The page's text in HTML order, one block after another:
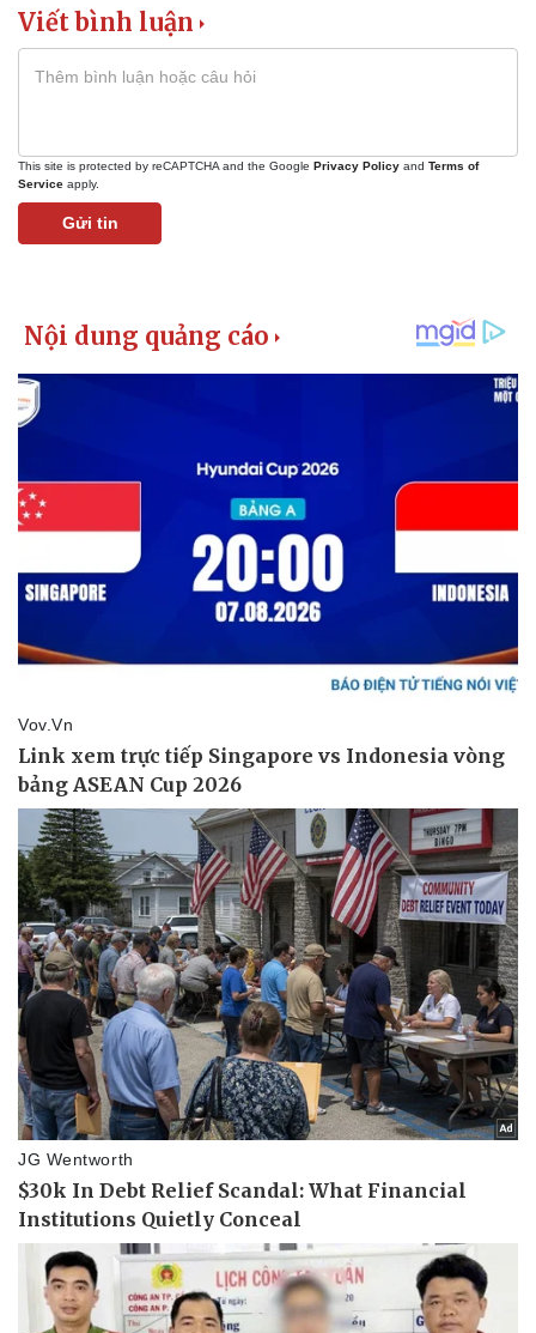
Thể thao
Bóng đá
Lịch thi đấu bóng đá
Viết bình luận
This site is protected by reCAPTCHA and the Google Privacy Policy and Terms of
Service apply.
Gửi tin